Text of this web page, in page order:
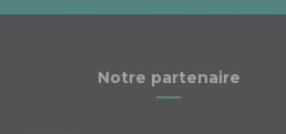
Notre partenaire